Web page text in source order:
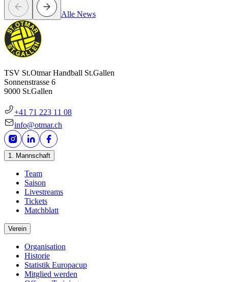
Alle News
TSV St.Otmar Handball St.Gallen
Sonnenstrasse 6
9000 St.Gallen
+41 71 223 11 08
info@otmar.ch
1. Mannschaft
Team
Saison
Livestreams
Tickets
Matchblatt
Verein
Organisation
Historie
Statistik Europacup
Mitglied werden